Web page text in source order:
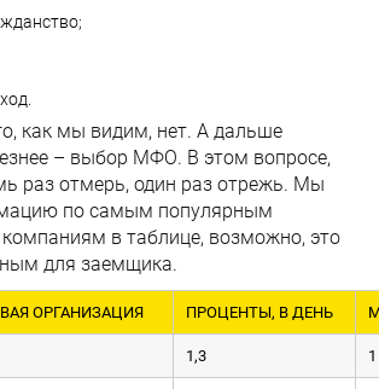
как мы видим, нет. А дальше
– выбор МФО. В этом вопросе,
раз отмерь, один раз отрежь. Мы
по самым популярным
в таблице, возможно, это
для заемщика.
ОРГАНИЗАЦИЯ ПРОЦЕНТЫ, В ДЕНЬ
1,3 1